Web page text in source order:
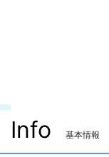
Info 基本情報